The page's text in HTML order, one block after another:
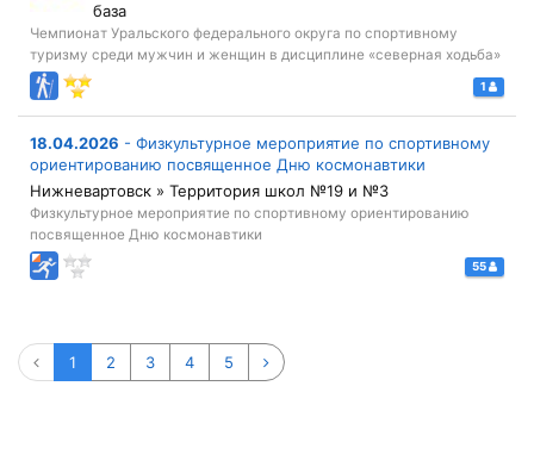
база
Чемпионат Уральского федерального округа по спортивному
туризму среди мужчин и женщин в дисциплине «северная ходьба»
1
18.04.2026 - Физкультурное мероприятие по спортивному
ориентированию посвященное Дню космонавтики
Нижневартовск » Территория школ №19 и №3
Физкультурное мероприятие по спортивному ориентированию
посвященное Дню космонавтики
55
1 2 3 4 5